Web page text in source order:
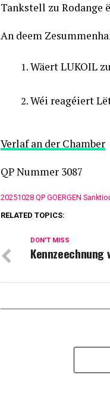
Tankstell zu Rodange
An deem
Wäert LUKOIL
Wéi reagéiert
Verlaf an der Chamber
QP Nummer 3087
20251028 QP GOERGEN
RELATED TOPICS:
DON'T MISS